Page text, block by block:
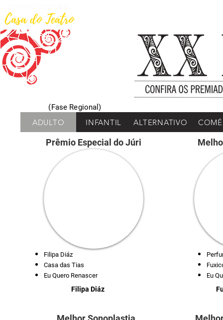
(Fase Regional)
INFANTIL
ADULTO ALTERNATIVO
Prêmio Especial do Júri
Filipa Diáz
Casa das Tias
Eu Quero Renascer
Filipa Diáz
Eu